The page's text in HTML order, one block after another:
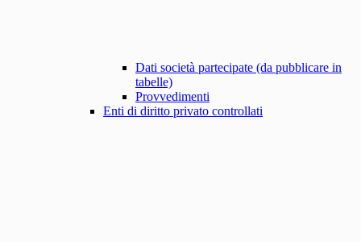
Dati società partecipate (da pubblicare in
tabelle)
Provvedimenti
Enti di diritto privato controllati